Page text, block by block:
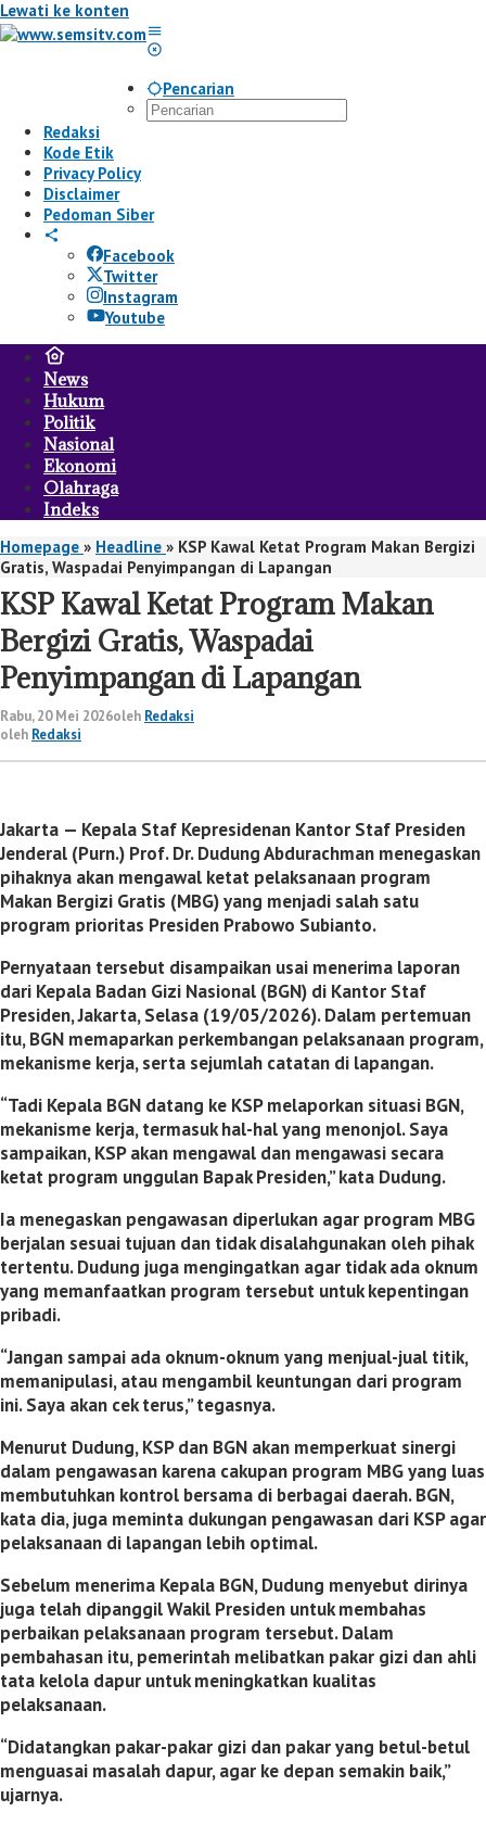
Lewati ke konten
Pencarian
Redaksi
Kode Etik
Privacy Policy
Disclaimer
Pedoman Siber
Facebook
Twitter
Instagram
Youtube
News
Hukum
Politik
Nasional
Ekonomi
Olahraga
Indeks
Homepage » Headline » KSP Kawal Ketat Program Makan Bergizi
Gratis, Waspadai Penyimpangan di Lapangan
KSP Kawal Ketat Program Makan
Bergizi Gratis, Waspadai
Penyimpangan di Lapangan
Rabu, 20 Mei 2026oleh Redaksi
oleh Redaksi
Jakarta — Kepala Staf Kepresidenan Kantor Staf Presiden
Jenderal (Purn.) Prof. Dr. Dudung Abdurachman menegaskan
pihaknya akan mengawal ketat pelaksanaan program
Makan Bergizi Gratis (MBG) yang menjadi salah satu
program prioritas Presiden Prabowo Subianto.
Pernyataan tersebut disampaikan usai menerima laporan
dari Kepala Badan Gizi Nasional (BGN) di Kantor Staf
Presiden, Jakarta, Selasa (19/05/2026). Dalam pertemuan
itu, BGN memaparkan perkembangan pelaksanaan program,
mekanisme kerja, serta sejumlah catatan di lapangan.
“Tadi Kepala BGN datang ke KSP melaporkan situasi BGN,
mekanisme kerja, termasuk hal-hal yang menonjol. Saya
sampaikan, KSP akan mengawal dan mengawasi secara
ketat program unggulan Bapak Presiden,” kata Dudung.
Ia menegaskan pengawasan diperlukan agar program MBG
berjalan sesuai tujuan dan tidak disalahgunakan oleh pihak
tertentu. Dudung juga mengingatkan agar tidak ada oknum
yang memanfaatkan program tersebut untuk kepentingan
pribadi.
“Jangan sampai ada oknum-oknum yang menjual-jual titik,
memanipulasi, atau mengambil keuntungan dari program
ini. Saya akan cek terus,” tegasnya.
Menurut Dudung, KSP dan BGN akan memperkuat sinergi
dalam pengawasan karena cakupan program MBG yang luas
membutuhkan kontrol bersama di berbagai daerah. BGN,
kata dia, juga meminta dukungan pengawasan dari KSP agar
pelaksanaan di lapangan lebih optimal.
Sebelum menerima Kepala BGN, Dudung menyebut dirinya
juga telah dipanggil Wakil Presiden untuk membahas
perbaikan pelaksanaan program tersebut. Dalam
pembahasan itu, pemerintah melibatkan pakar gizi dan ahli
tata kelola dapur untuk meningkatkan kualitas
pelaksanaan.
“Didatangkan pakar-pakar gizi dan pakar yang betul-betul
menguasai masalah dapur, agar ke depan semakin baik,”
ujarnya.